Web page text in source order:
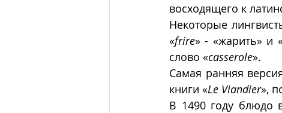
восходящего к
Некоторые
«frire» - «жарить» и «
слово «casserole».
Самая ранняя
книги «Le Viandier»,
В 1490 году блюдо